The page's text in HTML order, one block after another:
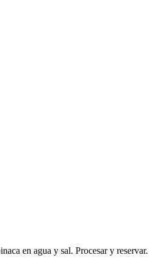
en agua y sal. Procesar y reservar.